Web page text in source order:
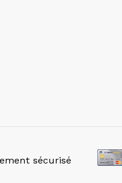
sécurisé